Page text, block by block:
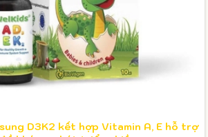
D3K2 kết hợp Vitamin A, E hỗ trợ